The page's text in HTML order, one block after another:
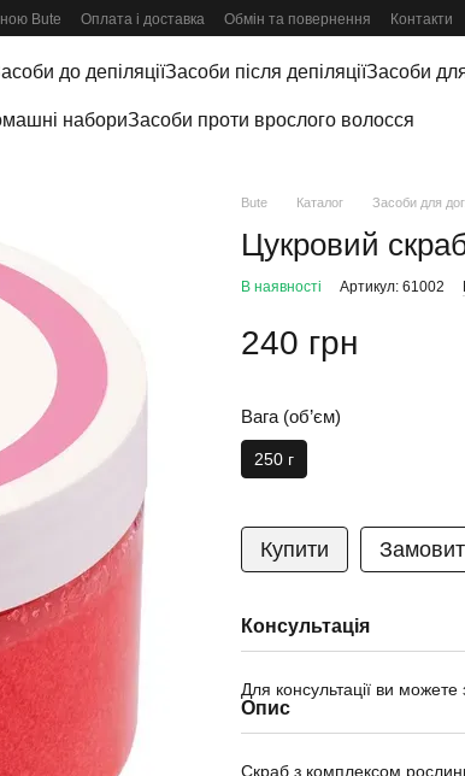
Bute Оплата і доставка Обмін та повернення Контакти
до депіляціїЗасоби після депіляціїЗасоби для
набориЗасоби проти врослого волосся
Bute Каталог Засоби для
Цукровий
В наявності Артикул: 61002
240 грн
Вага (об’єм)
250 г
Купити
Консультація
Для консультації ви
Опис
Скраб з комплексом